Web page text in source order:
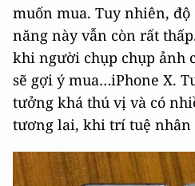
muốn mua. Tuy nhiên,
năng này vẫn còn rất
khi người chụp chụp ảnh
sẽ gợi ý mua…iPhone X.
tưởng khá thú vị và có
tương lai, khi trí tuệ nhân